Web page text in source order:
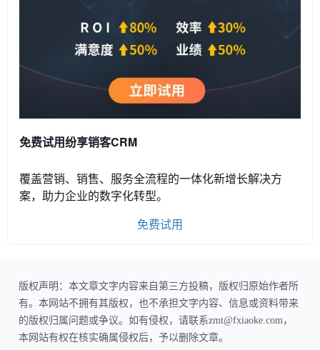
免费试用纷享销客CRM
覆盖营销、销售、服务全流程的一体化新增长解决方
案，助力企业的数字化转型。
免费试用
版权声明：本文章文字内容来自第三方投稿，版权归原始作者所
有。本网站不拥有其版权，也不承担文字内容、信息或资料带来
的版权归属问题或争议。如有侵权，请联系zmt@fxiaoke.com，
本网站有权在核实确属侵权后，予以删除文章。